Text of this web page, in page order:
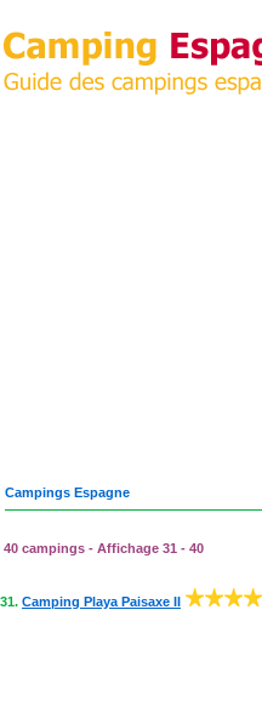
Campings Espagne
40 campings - Affichage 31 - 40
31. Camping Playa Paisaxe II